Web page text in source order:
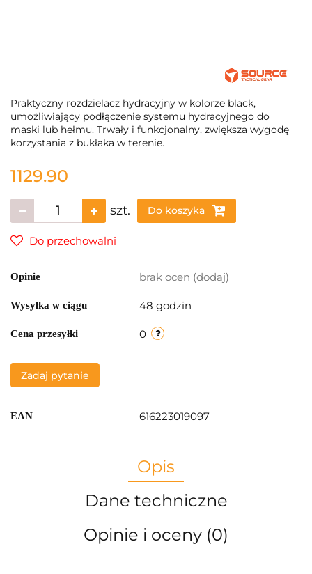
Praktyczny rozdzielacz hydracyjny w kolorze black,
umożliwiający podłączenie systemu hydracyjnego do
maski lub hełmu. Trwały i funkcjonalny, zwiększa wygodę
korzystania z bukłaka w terenie.
1129.90
szt. Do koszyka
Do przechowalni
Opinie brak ocen (dodaj)
Wysyłka w ciągu 48 godzin
Cena przesyłki 0
Zadaj pytanie
EAN 616223019097
Opis
Dane techniczne
Opinie i oceny (0)